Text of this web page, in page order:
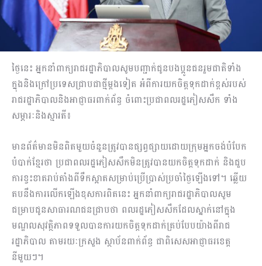
ថ្ងៃនេះ អ្នកនាំពាក្យរាជរដ្ឋាភិបាលសូមបញ្ជាក់ជូនបងប្អូនជនរួមជាតិទាំង
ក្នុងនិងក្រៅប្រទេសជ្រាបជាថ្មីម្តងទៀត អំពីការយកចិត្តទុកដាក់ខ្ពស់របស់
រាជរដ្ឋាភិបាលនិងអាជ្ញាធរពាក់ព័ន្ធ ចំពោះប្រជាពលរដ្ឋភៀសសឹក ទាំង
សម្ភារៈនិងស្មារតី៖
មានព័ត៌មានមិនពិតមួយចំនួនត្រូវបានផ្សព្វផ្សាយដោយក្រុមអ្នកចង់បំបែក
បំបាក់ខ្មែរថា ប្រជាពលរដ្ឋភៀសសឹកមិនត្រូវបានយកចិត្តទុកដាក់ និងជួប
ការខ្វះខាតរាប់តាំងពីទឹកស្អាតសម្រាប់ប្រើប្រាស់ប្រចាំថ្ងៃឡើងទៅ។ ឆ្លើយ
តបនឹងការលើកឡើងខុសការពិតនេះ អ្នកនាំពាក្យរាជរដ្ឋាភិបាលសូម
ជម្រាបជូនសាធារណជនជ្រាបថា ពលរដ្ឋភៀសសឹកដែលស្នាក់នៅក្នុង
មណ្ឌលសុវត្ថិភាពទទួលបានការយកចិត្តទុកដាក់គ្រប់បែបយ៉ាងពីរាជ
រដ្ឋាភិបាល តាមរយៈក្រសួង ស្ថាប័នពាក់ព័ន្ធ ជាពិសេសអាជ្ញាធរខេត្ត
នីមួយៗ។